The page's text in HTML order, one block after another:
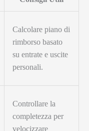
Calcolare piano di
rimborso basato
su entrate e uscite
personali.
Controllare la
completezza per
velocizzare